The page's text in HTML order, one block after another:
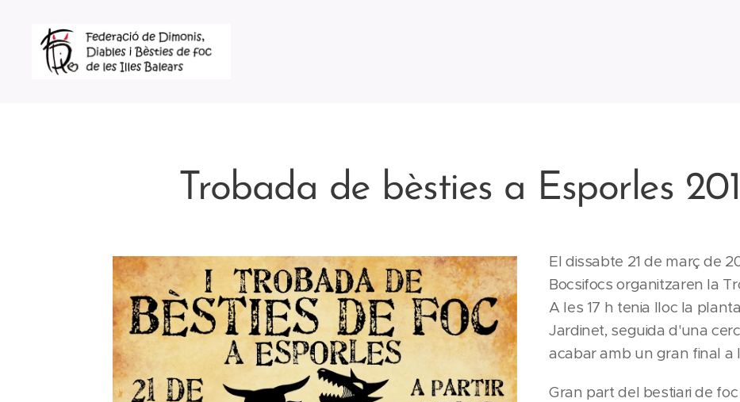
Trobada de bèsties a Esporles
El dissabte 21 de març de
Bocsifocs organitzaren la
A les 17 h tenia lloc la
Jardinet, seguida d'una
acabar amb un gran final a
Gran part del bestiari de